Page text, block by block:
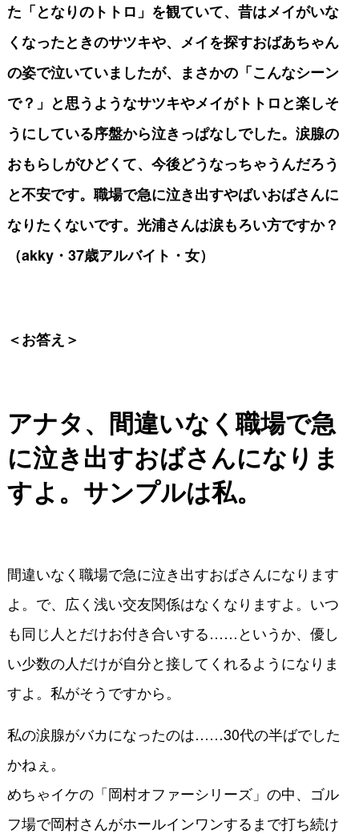
た「となりのトトロ」を観ていて、昔はメイがいな
くなったときのサツキや、メイを探すおばあちゃん
の姿で泣いていましたが、まさかの「こんなシーン
で？」と思うようなサツキやメイがトトロと楽しそ
うにしている序盤から泣きっぱなしでした。涙腺の
おもらしがひどくて、今後どうなっちゃうんだろう
と不安です。職場で急に泣き出すやばいおばさんに
なりたくないです。光浦さんは涙もろい方ですか？
（akky・37歳アルバイト・女）
＜お答え＞
アナタ、間違いなく職場で急
に泣き出すおばさんになりま
すよ。サンプルは私。
間違いなく職場で急に泣き出すおばさんになります
よ。で、広く浅い交友関係はなくなりますよ。いつ
も同じ人とだけお付き合いする……というか、優し
い少数の人だけが自分と接してくれるようになりま
すよ。私がそうですから。
私の涙腺がバカになったのは……30代の半ばでした
かねぇ。
めちゃイケの「岡村オファーシリーズ」の中、ゴル
フ場で岡村さんがホールインワンするまで打ち続け